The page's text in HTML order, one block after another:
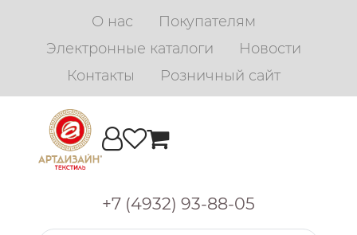
О нас
Покупателям
Электронные каталоги
Новости
Контакты
Розничный сайт
+7 (4932) 93-88-05